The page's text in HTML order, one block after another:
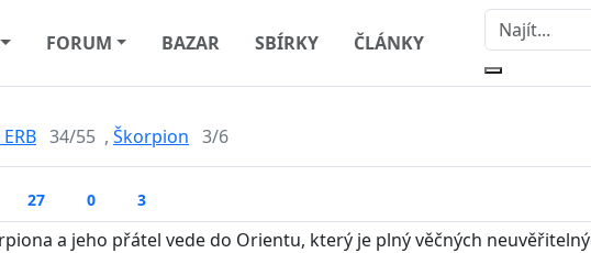
FORUM BAZAR SBÍRKY ČLÁNKY
34/55 , Škorpion 3/6
27 0 3
a jeho přátel vede do Orientu, který je plný věčných